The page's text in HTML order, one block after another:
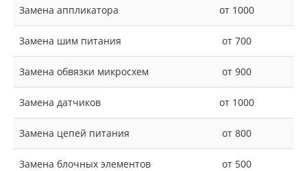
Замена аппликатора от 1000
Замена шим питания от 700
Замена обвязки микросхем от 900
Замена датчиков от 1000
Замена цепей питания от 800
Замена блочных элементов от 500